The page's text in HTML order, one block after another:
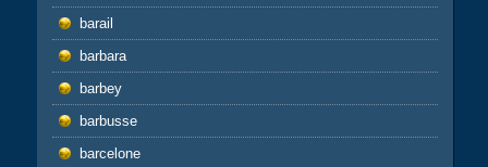
barail
barbara
barbey
barbusse
barcelone